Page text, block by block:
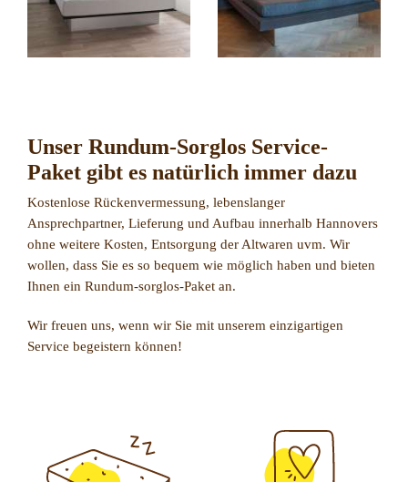
Unser Rundum-Sorglos Service-
Paket gibt es natürlich immer dazu
Kostenlose Rückenvermessung, lebenslanger
Ansprechpartner, Lieferung und Aufbau innerhalb Hannovers
ohne weitere Kosten, Entsorgung der Altwaren uvm. Wir
wollen, dass Sie es so bequem wie möglich haben und bieten
Ihnen ein Rundum-sorglos-Paket an.
Wir freuen uns, wenn wir Sie mit unserem einzigartigen
Service begeistern können!